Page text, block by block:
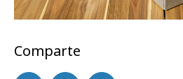
Comparte